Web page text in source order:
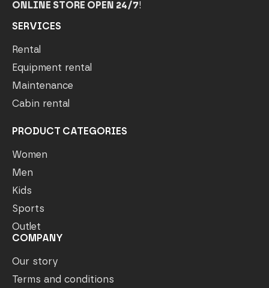
ONLINE STORE OPEN 24/7!
SERVICES
Rental
Equipment rental
Maintenance
Cabin rental
PRODUCT CATEGORIES
Women
Men
Kids
Sports
Outlet
COMPANY
Our story
Terms and conditions